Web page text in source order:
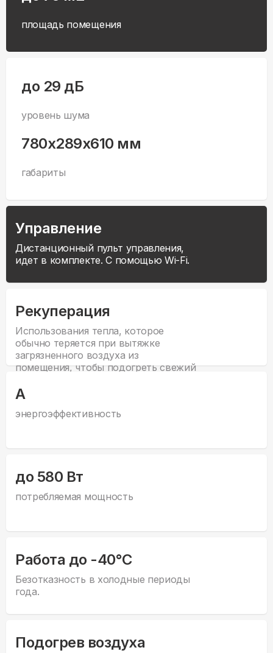
площадь помещения
до 29 дБ
уровень шума
780x289x610 мм
габариты
Управление
Дистанционный пульт управления,
идет в комплекте. С помощью Wi-Fi.
Рекуперация
Использования тепла, которое
обычно теряется при вытяжке
загрязненного воздуха из
помещения, чтобы подогреть свежий
А
энергоэффективность
до 580 Вт
потребляемая мощность
Работа до -40°С
Безотказность в холодные периоды
года.
Подогрев воздуха